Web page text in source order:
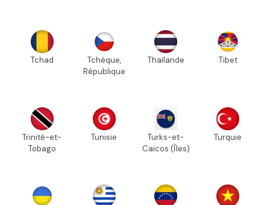
Tchad
Tchèque,
République
Thaïlande Tibet
Trinité-et-
Tobago
Tunisie
Turks-et-
Caïcos (Îles)
Turquie